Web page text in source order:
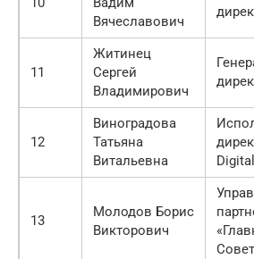
Вячеславович
11
Житинец
Сергей
Владимирович
12
Виноградова
Татьяна
Витальевна
13
Молодов Борис
Викторович